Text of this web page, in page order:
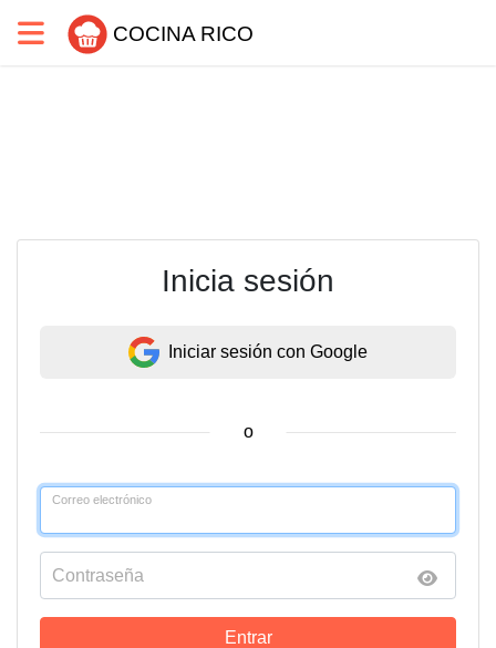
COCINA RICO
Inicia sesión
Iniciar sesión con Google
o
Correo electrónico
Contraseña
Entrar